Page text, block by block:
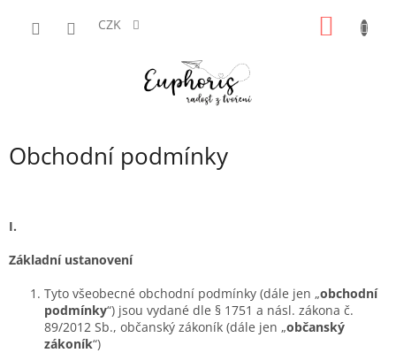
CZK
Obchodní podmínky
I.
Základní ustanovení
Tyto všeobecné obchodní podmínky (dále jen „obchodní
podmínky“) jsou vydané dle § 1751 a násl. zákona č.
89/2012 Sb., občanský zákoník (dále jen „občanský
zákoník“)